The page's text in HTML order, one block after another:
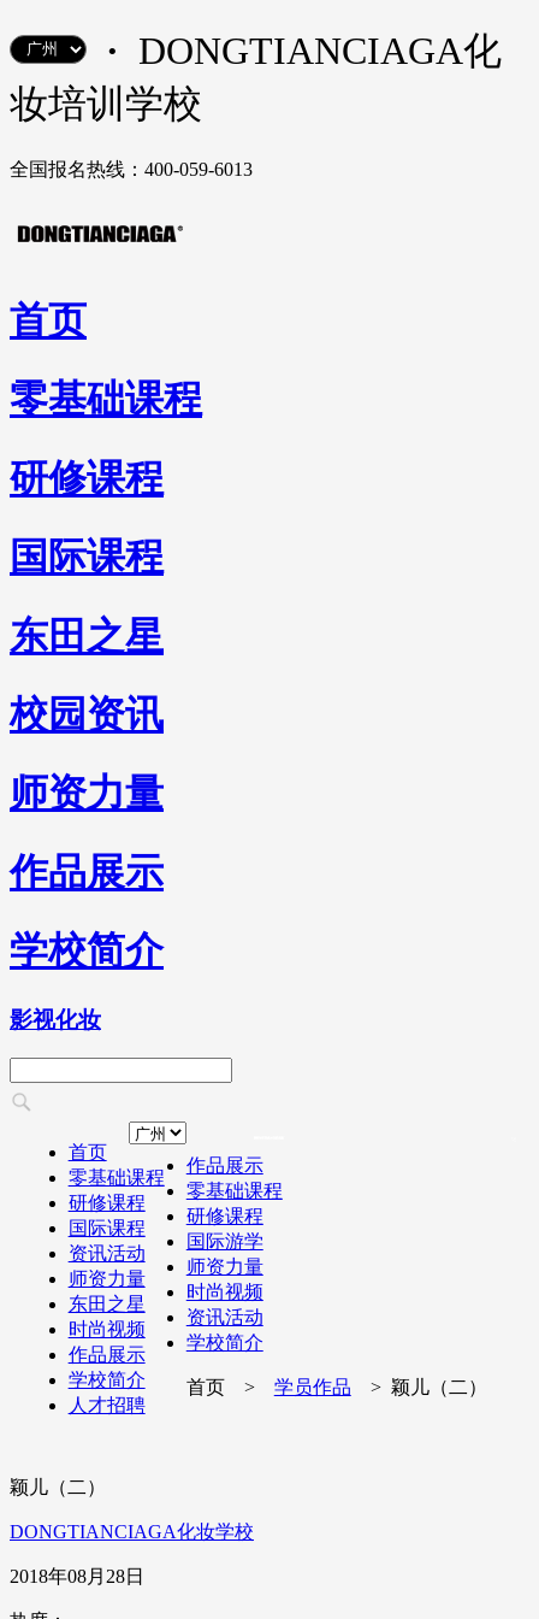
· DONGTIANCIAGA化
妆培训学校
全国报名热线：400-059-6013
首页
零基础课程
研修课程
国际课程
东田之星
校园资讯
师资力量
作品展示
学校简介
影视化妆
首页
零基础课程
研修课程
国际课程
资讯活动
师资力量
东田之星
时尚视频
作品展示
学校简介
人才招聘
作品展示
零基础课程
研修课程
国际游学
师资力量
时尚视频
资讯活动
学校简介
首页 > 学员作品 > 颖儿（二）
颖儿（二）
DONGTIANCIAGA化妆学校
2018年08月28日